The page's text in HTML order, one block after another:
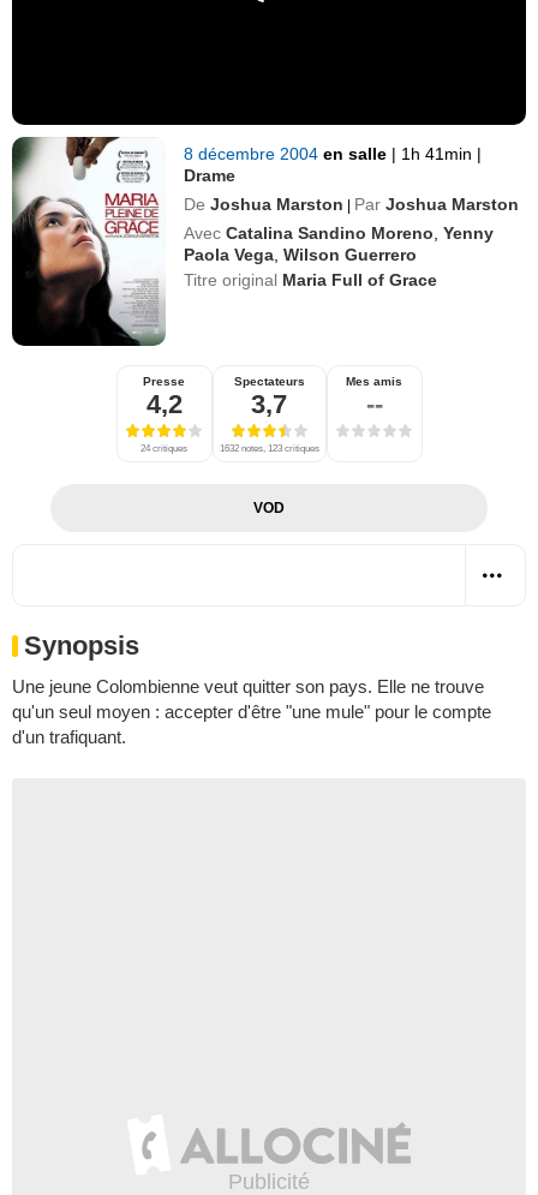
8 décembre 2004en salle | 1h 41min |
Drame
De Joshua Marston | Par Joshua Marston
Avec Catalina Sandino Moreno ,Yenny
Paola Vega ,Wilson Guerrero
Titre original Maria Full of Grace
Presse
4,2
24 critiques
Spectateurs
3,7
1632 notes, 123 critiques
Mes amis
--
VOD
Synopsis
Une jeune Colombienne veut quitter son pays. Elle ne trouve
qu'un seul moyen : accepter d'être "une mule" pour le compte
d'un trafiquant.